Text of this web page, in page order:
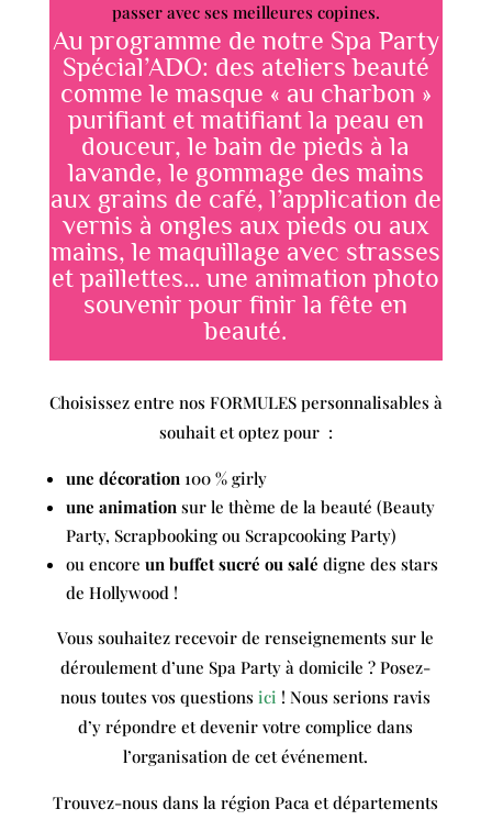
passer avec ses meilleures copines.
Au programme de notre Spa Party
Spécial’ADO: des ateliers beauté
comme le masque « au charbon »
purifiant et matifiant la peau en
douceur, le bain de pieds à la
lavande, le gommage des mains
aux grains de café, l’application de
vernis à ongles aux pieds ou aux
mains, le maquillage avec strasses
et paillettes… une animation photo
souvenir pour finir la fête en
beauté.
Choisissez entre nos FORMULES personnalisables à
souhait et optez pour :
une décoration100 % girly
une animationsur le thème de la beauté (Beauty
Party, Scrapbooking ou Scrapcooking Party)
ou encore un buffet sucré ou salé digne des stars
de Hollywood !
Vous souhaitez recevoir de renseignements sur le
déroulement d’une Spa Party à domicile ? Posez-
nous toutes vos questionsici ! Nous serions ravis
d’y répondre et devenir votre complice dans
l’organisation de cet événement.
Trouvez-nous dans la région Paca et départements